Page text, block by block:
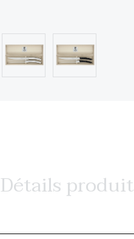
Détails produit